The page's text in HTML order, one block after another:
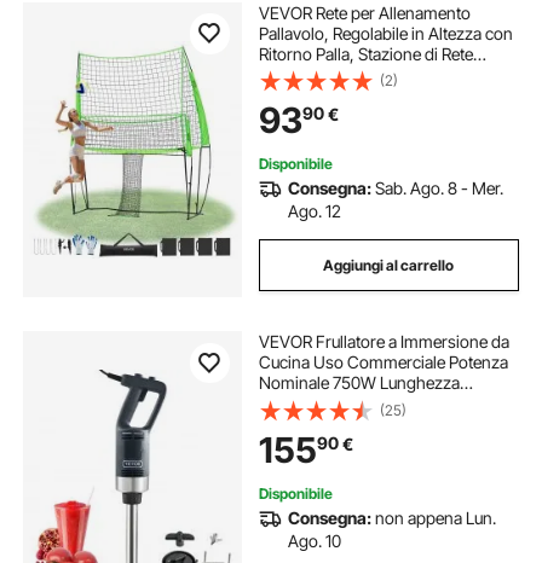
VEVOR Rete per Allenamento
Pallavolo, Regolabile in Altezza con
Ritorno Palla, Stazione di Rete
Portatile, Facile da Installare per
Cortile, Servizio Schiacciante per
Migliorare Precisione
(2)
9390€
Disponibile
Consegna:Sab. Ago. 8 - Mer.
Ago. 12
Aggiungi al carrello
VEVOR Frullatore a Immersione da
Cucina Uso Commerciale Potenza
Nominale 750W Lunghezza
660mm Velocità Regolabile,
Frullatore Tritatutto da Cucina
Commerciale per Zuppe Salsa
Pesto Materiale Frullato
(25)
15590€
Disponibile
Consegna:non appena Lun.
Ago. 10